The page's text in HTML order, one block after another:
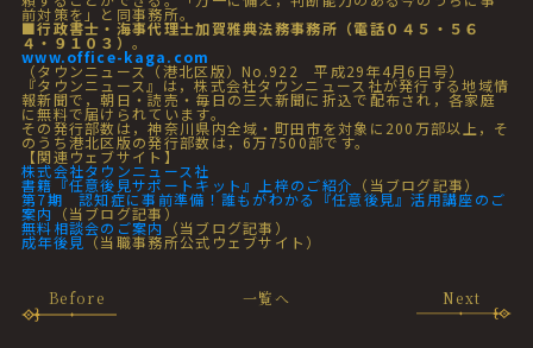
前対策を」と同事務所。
■行政書士・海事代理士加賀雅典法務事務所（電話０４５・５６
４・９１０３）。
www.office-kaga.com
（タウンニュース（港北区版）No.922 平成29年4月6日号）
『タウンニュース』は，株式会社タウンニュース社が発行する地域情
報新聞で，朝日・読売・毎日の三大新聞に折込で配布され，各家庭
に無料で届けられています。
その発行部数は，神奈川県内全域・町田市を対象に200万部以上，そ
のうち港北区版の発行部数は，6万7500部です。
【関連ウェブサイト】
株式会社タウンニュース社
書籍『任意後見サポートキット』上梓のご紹介 （当ブログ記事）
第7期 認知症に事前準備！誰もがわかる『任意後見』活用講座のご
案内（当ブログ記事）
無料相談会のご案内（当ブログ記事）
成年後見（当職事務所公式ウェブサイト）
Before 一覧へ Next